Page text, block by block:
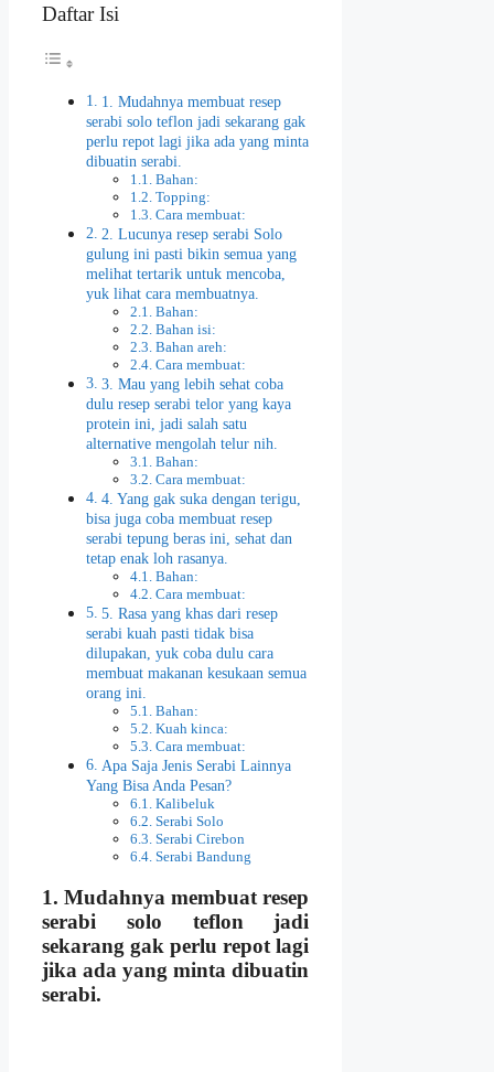
Daftar Isi
1. Mudahnya membuat resep
serabi solo teflon jadi sekarang gak
perlu repot lagi jika ada yang minta
dibuatin serabi.
Bahan:
Topping:
Cara membuat:
2. Lucunya resep serabi Solo
gulung ini pasti bikin semua yang
melihat tertarik untuk mencoba,
yuk lihat cara membuatnya.
Bahan:
Bahan isi:
Bahan areh:
Cara membuat:
3. Mau yang lebih sehat coba
dulu resep serabi telor yang kaya
protein ini, jadi salah satu
alternative mengolah telur nih.
Bahan:
Cara membuat:
4. Yang gak suka dengan terigu,
bisa juga coba membuat resep
serabi tepung beras ini, sehat dan
tetap enak loh rasanya.
Bahan:
Cara membuat:
5. Rasa yang khas dari resep
serabi kuah pasti tidak bisa
dilupakan, yuk coba dulu cara
membuat makanan kesukaan semua
orang ini.
Bahan:
Kuah kinca:
Cara membuat:
Apa Saja Jenis Serabi Lainnya
Yang Bisa Anda Pesan?
Kalibeluk
Serabi Solo
Serabi Cirebon
Serabi Bandung
1. Mudahnya membuat resep
serabi solo teflonjadi
sekarang gak perlu repot lagi
jika ada yang minta dibuatin
serabi.